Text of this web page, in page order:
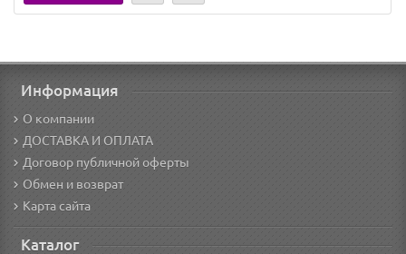
Информация
О компании
ДОСТАВКА И ОПЛАТА
Договор публичной оферты
Обмен и возврат
Карта сайта
Каталог